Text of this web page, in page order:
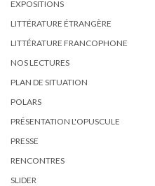
EXPOSITIONS
LITTÉRATURE ÉTRANGÈRE
LITTÉRATURE FRANCOPHONE
NOS LECTURES
PLAN DE SITUATION
POLARS
PRÉSENTATION L'OPUSCULE
PRESSE
RENCONTRES
SLIDER